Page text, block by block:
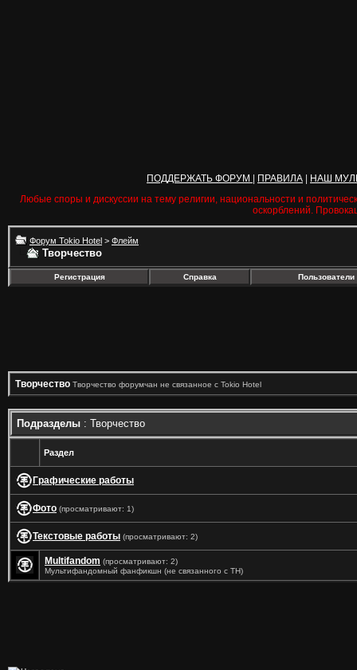
ПОДДЕРЖАТЬ ФОРУМ ПРАВИЛА
НАШ
Любые споры и дискуссии на тему религии, национальности и
оскорблений.
Форум Tokio Hotel > Флейм
Творчество
Регистрация Справка Пользователи
Творчество Творчество форумчан не связанное с Tokio Hotel
Подразделы : Творчество
Раздел
Графические работы
Фото (просматривают: 1)
Текстовые работы (просматривают: 2)
Multifandom (просматривают: 2)
Мультифандомный фанфикшн (не связанного с ТН)